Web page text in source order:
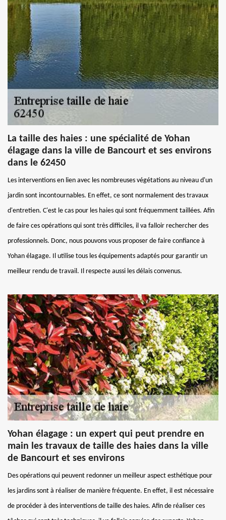
La taille des haies : une spécialité de Yohan
élagage dans la ville de Bancourt et ses environs
dans le 62450
Les interventions en lien avec les nombreuses végétations au niveau d'un
jardin sont incontournables. En effet, ce sont normalement des travaux
d'entretien. C'est le cas pour les haies qui sont fréquemment taillées. Afin
de faire ces opérations qui sont très difficiles, il va falloir rechercher des
professionnels. Donc, nous pouvons vous proposer de faire confiance à
Yohan élagage. Il utilise tous les équipements adaptés pour garantir un
meilleur rendu de travail. Il respecte aussi les délais convenus.
Yohan élagage : un expert qui peut prendre en
main les travaux de taille des haies dans la ville
de Bancourt et ses environs
Des opérations qui peuvent redonner un meilleur aspect esthétique pour
les jardins sont à réaliser de manière fréquente. En effet, il est nécessaire
de procéder à des interventions de taille des haies. Afin de réaliser ces